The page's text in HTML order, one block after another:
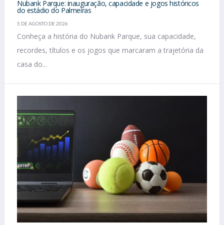
Nubank Parque: inauguração, capacidade e jogos históricos
do estádio do Palmeiras
5 DE AGOSTO DE 2026
Conheça a história do Nubank Parque, sua capacidade,
recordes, títulos e os jogos que marcaram a trajetória da
casa do...